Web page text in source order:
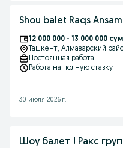
Shou balet Raqs
12 000 000 - 13 000 000 сум
Ташкент, Алмазарский
Постоянная работа
Работа на полную ставку
30 июля 2026 г.
Шоу балет ! Ракс